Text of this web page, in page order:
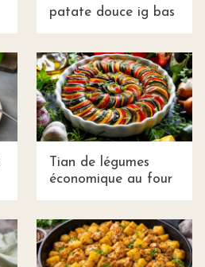
patate douce ig bas
Tian de légumes
économique au four